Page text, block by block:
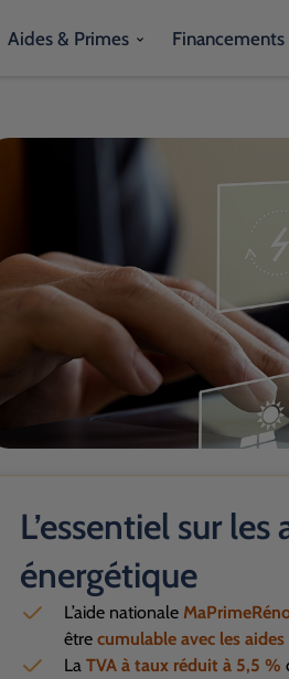
Aides & Primes Financements
L’essentiel sur
énergétique
L’aide nationale
êtrecumulable avec les aides
LaTVA à taux réduit à 5,5 %